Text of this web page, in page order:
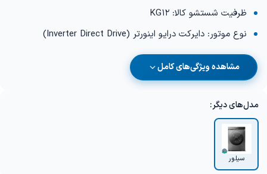
ظرفیت شستشو کالا: KG12
نوع موتور: دایرکت درایو اینورتر (Inverter Direct Drive)
مشاهده ویژگی‌های کامل
مدل‌های دیگر:
سیلور